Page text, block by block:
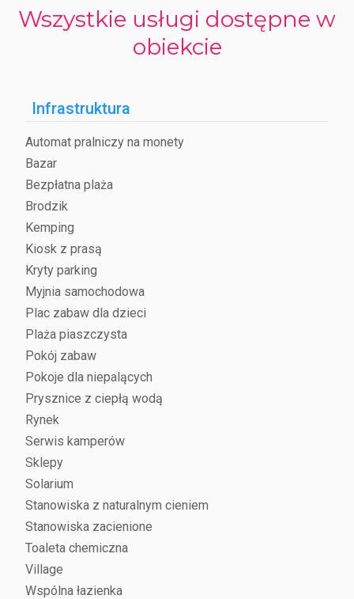
Wszystkie usługi dostępne w
obiekcie
Infrastruktura
Automat pralniczy na monety
Bazar
Bezpłatna plaża
Brodzik
Kemping
Kiosk z prasą
Kryty parking
Myjnia samochodowa
Plac zabaw dla dzieci
Plaża piaszczysta
Pokój zabaw
Pokoje dla niepalących
Prysznice z ciepłą wodą
Rynek
Serwis kamperów
Sklepy
Solarium
Stanowiska z naturalnym cieniem
Stanowiska zacienione
Toaleta chemiczna
Village
Wspólna łazienka